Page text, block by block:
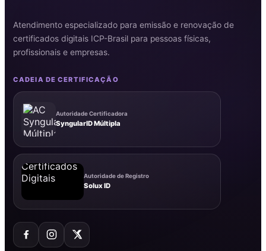
Atendimento especializado para emissão e renovação de
certificados digitais ICP-Brasil para pessoas físicas,
profissionais e empresas.
CADEIA DE CERTIFICAÇÃO
Autoridade Certificadora
SyngularID Múltipla
Autoridade de Registro
Solux ID